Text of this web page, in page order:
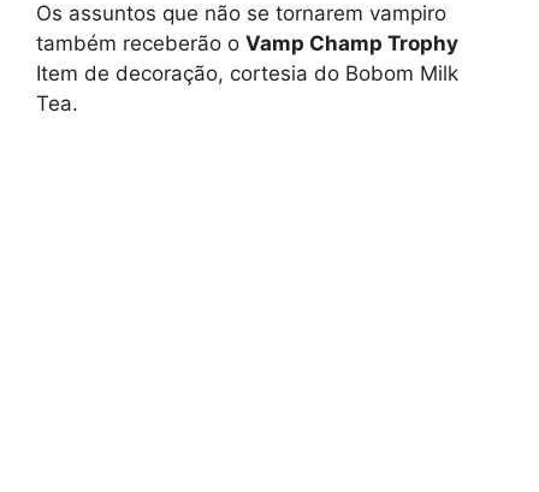
Os assuntos que não se tornarem vampiro
também receberão o Vamp Champ Trophy
Item de decoração, cortesia do Bobom Milk
Tea.